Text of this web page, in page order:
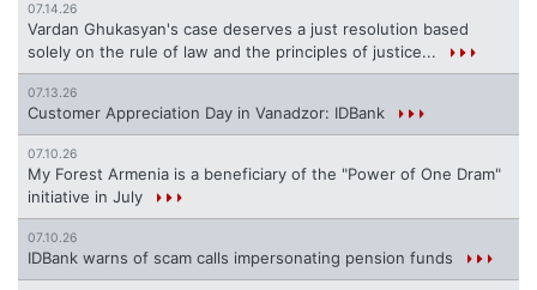
07.14.26
Vardan Ghukasyan's case deserves a just resolution based
solely on the rule of law and the principles of justice...
07.13.26
Customer Appreciation Day in Vanadzor: IDBank
07.10.26
My Forest Armenia is a beneficiary of the "Power of One Dram"
initiative in July
07.10.26
IDBank warns of scam calls impersonating pension funds